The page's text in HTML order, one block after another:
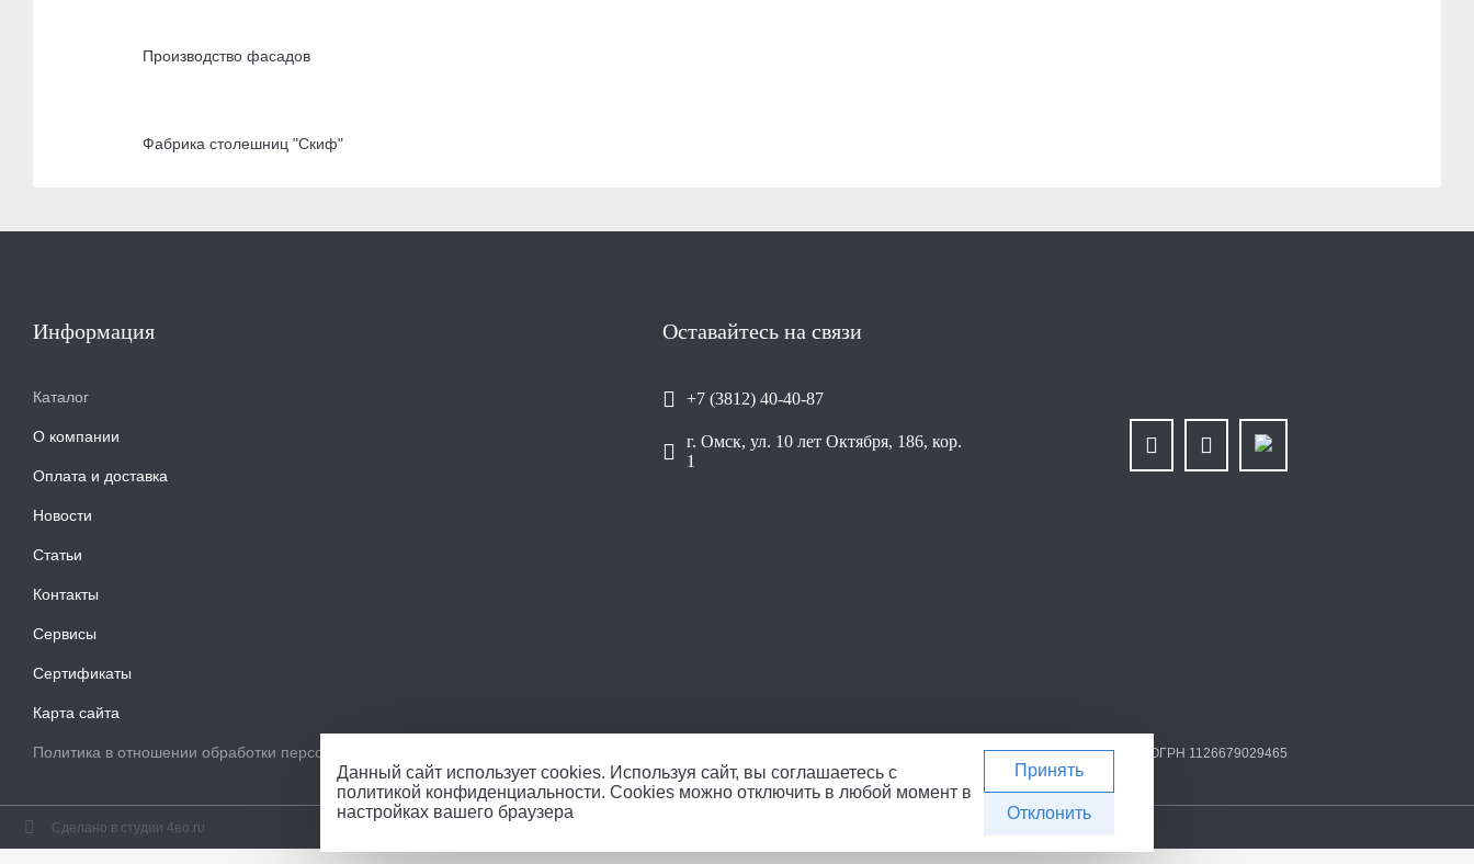
Производство фасадов
Фабрика столешниц "Скиф"
Информация
Каталог
О компании
Оплата и доставка
Новости
Статьи
Контакты
Сервисы
Сертификаты
Карта сайта
Политика в отношении обработки персональных данных
Оставайтесь на связи
+7 (3812) 40-40-87
г. Омск, ул. 10 лет Октября, 186, кор.
1
ООО «Уралплит» | ИНН/КПП 6679025768/667901001 | ОГРН 1126679029465
Сделано в студии 4eo.ru
Данный сайт использует cookies. Используя сайт, вы соглашаетесь с
политикой конфиденциальности. Cookies можно отключить в любой момент в
настройках вашего браузера
Принять
Отклонить